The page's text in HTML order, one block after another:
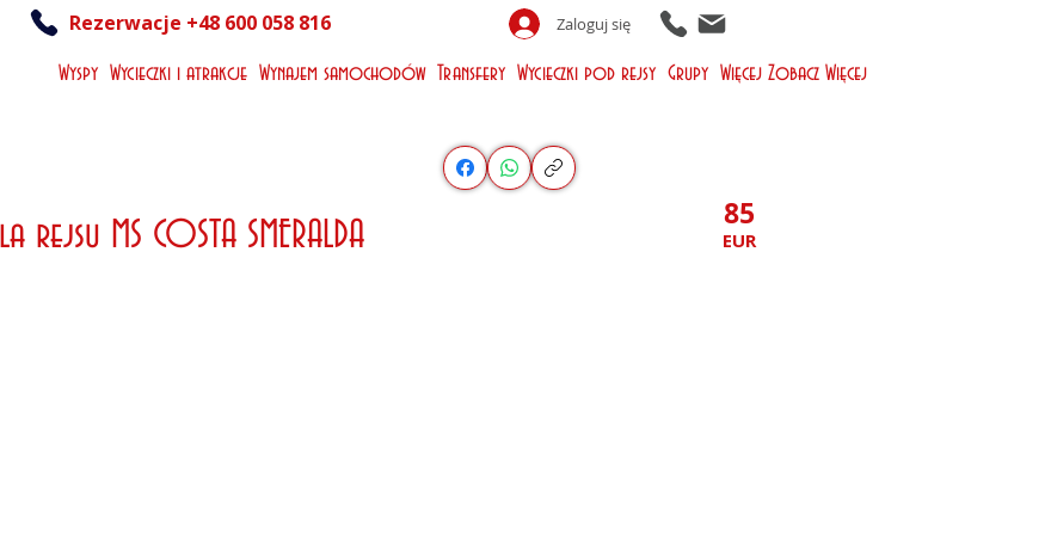
Rezerwacje +48 600 058 816 Zaloguj się
Wyspy Wycieczki i atrakcje Wynajem samochodów Transfery Wycieczki pod rejsy Grupy Więcej Zobacz Więcej
MS COSTA SMERALDA
85
EUR